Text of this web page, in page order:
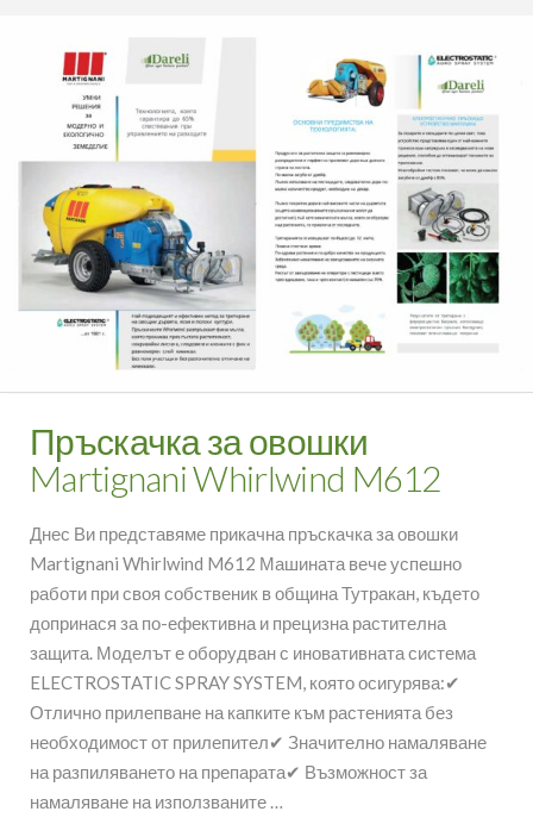
Пръскачка за овошки
Martignani Whirlwind M612
Днес Ви представяме прикачна пръскачка за овошки
Martignani Whirlwind M612 Машината вече успешно
работи при своя собственик в община Тутракан, където
допринася за по-ефективна и прецизна растителна
защита. Моделът е оборудван с иновативната система
ELECTROSTATIC SPRAY SYSTEM, която осигурява:✔
Отлично прилепване на капките към растенията без
необходимост от прилепител✔ Значително намаляване
на разпиляването на препарата✔ Възможност за
намаляване на използваните …